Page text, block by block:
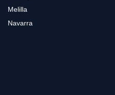
Melilla
Navarra